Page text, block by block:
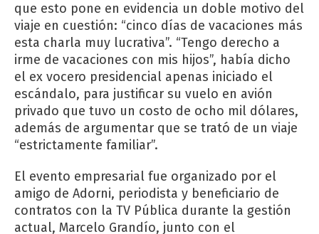
que esto pone en evidencia un doble motivo del
viaje en cuestión: “cinco días de vacaciones más
esta charla muy lucrativa”. “Tengo derecho a
irme de vacaciones con mis hijos”, había dicho
el ex vocero presidencial apenas iniciado el
escándalo, para justificar su vuelo en avión
privado que tuvo un costo de ocho mil dólares,
además de argumentar que se trató de un viaje
“estrictamente familiar”.
El evento empresarial fue organizado por el
amigo de Adorni, periodista y beneficiario de
contratos con la TV Pública durante la gestión
actual, Marcelo Grandío, junto con el